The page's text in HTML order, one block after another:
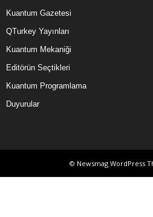
Kuantum Gazetesi
QTurkey Yayınları
Kuantum Mekaniği
Editörün Seçtikleri
Kuantum Programlama
Duyurular
© Newsmag WordPress